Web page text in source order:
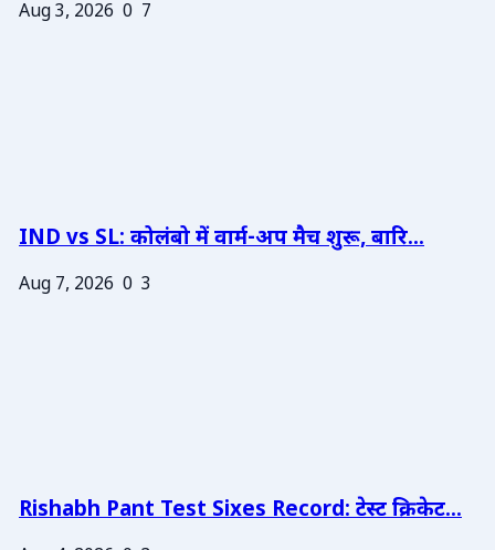
Aug 3, 2026 0 7
IND vs SL: कोलंबो में वार्म-अप मैच शुरू, बारि...
Aug 7, 2026 0 3
Rishabh Pant Test Sixes Record: टेस्ट क्रिकेट...